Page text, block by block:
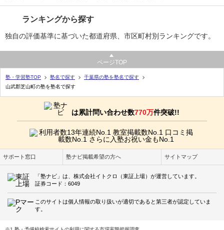
ランキングから探す
独自の評価基準に基づいた都道府県、市区町村別ランキングです。
ページTOP
塾・学習塾TOP 塾名で探す
千葉県の塾を塾名で探す
山武郡芝山町の塾を塾名で探す
は累計問い合わせ数770万件突破!!
サポート窓口 塾ナビ掲載希望の方へ サイトマップ
「塾ナビ」は、株式会社イトクロ（東証上場）が運営しています。
証券コード：6049
このサイトは個人情報の取り扱いが適切であると第三者が認定していま
す。